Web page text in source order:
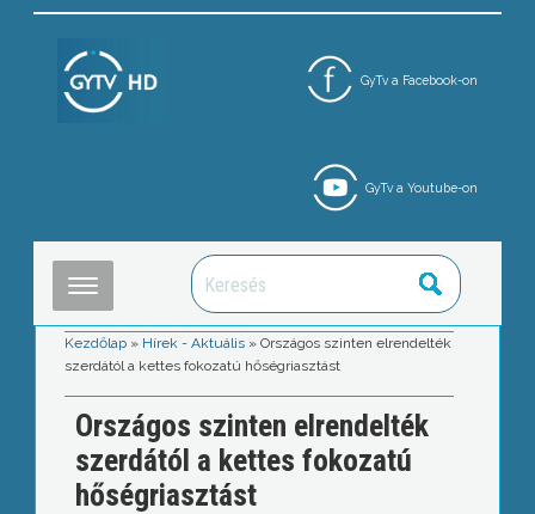
GyTv a Facebook-on
GyTv a Youtube-on
Kezdőlap » Hírek - Aktuális »Országos szinten elrendelték
szerdától a kettes fokozatú hőségriasztást
Országos szinten elrendelték
szerdától a kettes fokozatú
hőségriasztást